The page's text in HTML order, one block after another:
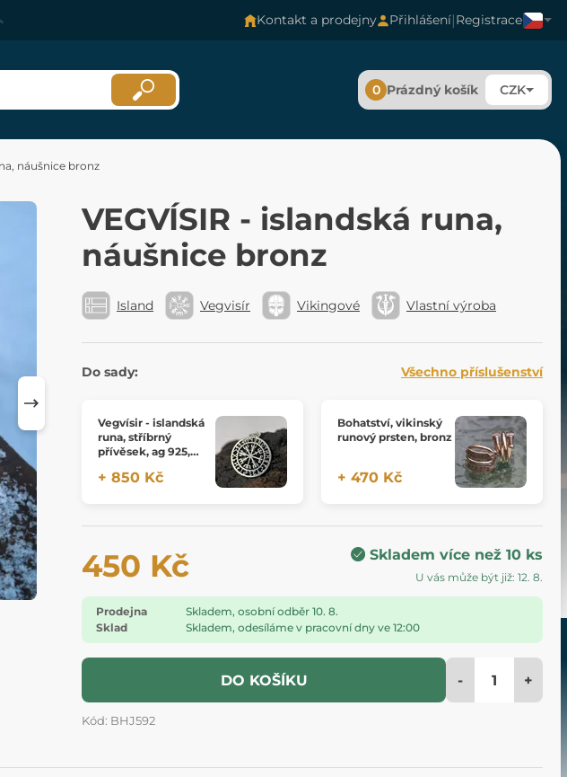
Kontakt a prodejny Přihlášení|Registrace
0 Prázdný košík CZK
náušnice bronz
VEGVÍSIR - islandská runa,
náušnice bronz
Island Vegvisír Vikingové Vlastní výroba
Do sady: Všechno příslušenství
Vegvísir - islandská
runa, stříbrný
přívěsek, ag 925,
+ 850 Kč
Bohatství, vikinský
runový prsten, bronz
+ 470 Kč
450 Kč Skladem více než 10 ks
U vás může být již: 12. 8.
Prodejna
Skladem, osobní odběr 10. 8.
Sklad
Skladem, odesíláme v pracovní dny ve 12:00
DO KOŠÍKU - +
Kód: BHJ592